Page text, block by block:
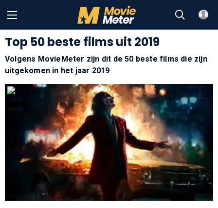
Top 50 beste films uit 2019
Volgens MovieMeter zijn dit de 50 beste films die zijn
uitgekomen in het jaar 2019